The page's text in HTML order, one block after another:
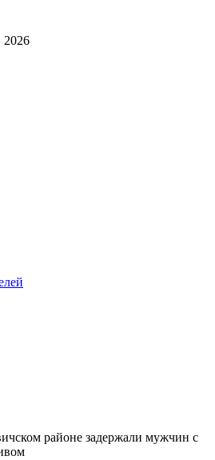
2026
районе задержали мужчин с